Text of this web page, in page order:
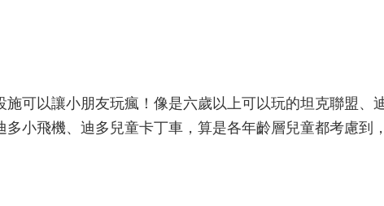
可以讓小朋友玩瘋！像是六歲以上可以玩的坦克聯盟、
小飛機、迪多兒童卡丁車，算是各年齡層兒童都考慮到